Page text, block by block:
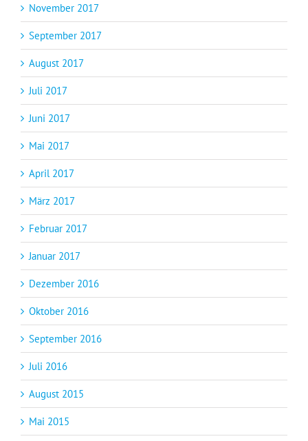
November 2017
September 2017
August 2017
Juli 2017
Juni 2017
Mai 2017
April 2017
März 2017
Februar 2017
Januar 2017
Dezember 2016
Oktober 2016
September 2016
Juli 2016
August 2015
Mai 2015